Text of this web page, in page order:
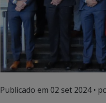
Publicado em 02 set 2024•